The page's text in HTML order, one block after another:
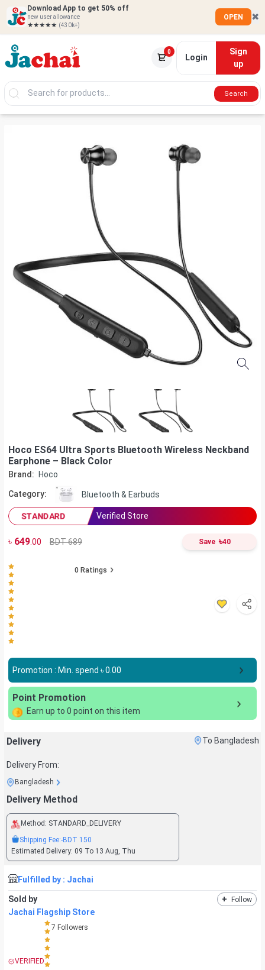
Download App to get 50% off
new user allowance
★★★★★ (430k+)
OPEN ✖
0
Login
Sign
up
Search
Hoco ES64 Ultra Sports Bluetooth Wireless Neckband
Earphone – Black Color
Brand: Hoco
Category: Bluetooth & Earbuds
STANDARD Verified Store
৳ 649.00 BDT 689 Save ৳40
0 Ratings
Promotion : Min. spend ৳0.00
Point Promotion
Earn up to 0 point on this item
Delivery To Bangladesh
Delivery From:
Bangladesh
Delivery Method
Method: STANDARD_DELIVERY
Shipping Fee:-BDT 150
Estimated Delivery: 09 To 13 Aug, Thu
Fulfilled by : Jachai
Sold by + Follow
Jachai Flagship Store
VERIFIED
7 Followers